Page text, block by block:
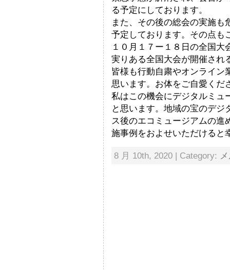
る予定にしております。
また、その後の総会の実施
予定しております。その点も
１０月１７ー１８日の全国
実りある全国大会が開催され
皆様も行動自粛やオンライン
思います。お体をご自愛くだ
私はこの機会にデジタルミュ
と思います。地域の宝のデ
ス後のエコミュージアムの進
施事例をおよせいただけると
8 月 10th, 2020 | Category: